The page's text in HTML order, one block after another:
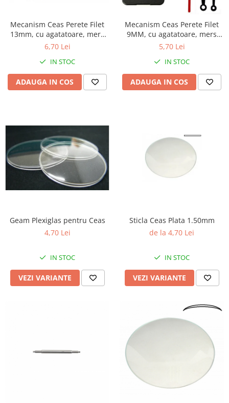
Ceasuri Q&Q Attractive
Ceasuri Reflex
Ceasuri Timberland
Dama
Ceasuri Daniel Klein
Ceasuri Lorus
Ceasuri Q&Q
Ceasuri Reflex
Curele Ceasuri
Curele Casio
Curele cauciuc
Curele Garmin
Curele metalice
Curele militare
Handmade / Bijutieri
Mecanism Ceas Perete Filet
13mm, cu agatatoare, mers
continuu, repere incluse
6,70 Lei
IN STOC
ADAUGA IN COS
Mecanism Ceas Perete Filet
9MM, cu agatatoare, mers
continuu, repere incluse
5,70 Lei
IN STOC
ADAUGA IN COS
Geam Plexiglas pentru Ceas
4,70 Lei
IN STOC
VEZI VARIANTE
Sticla Ceas Plata 1.50mm
de la 4,70 Lei
IN STOC
VEZI VARIANTE